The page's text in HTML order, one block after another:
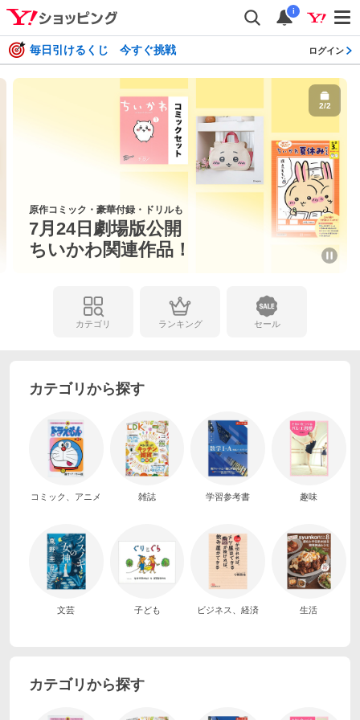
i
毎日引けるくじ 今すぐ挑戦 ログイン
原作コミック・豪華付録・ドリルも
7月24日劇場版公開
ちいかわ関連作品！
2/2
カテゴリ ランキング セール
カテゴリから探す
コミック、アニメ
文芸
雑誌
子ども
学習参考書
ビジネス、経済
趣味
生活
カテゴリから探す